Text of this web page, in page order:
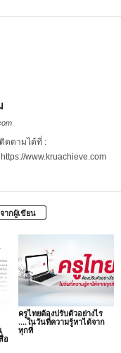
ดตามได้ที่ :
www.kruachieve.com
ากผู้เขียน
อ
ครูไทยต้องปรับตัวอย่างไร
….ในวันที่ความรู้หาได้จาก
ทุกที่